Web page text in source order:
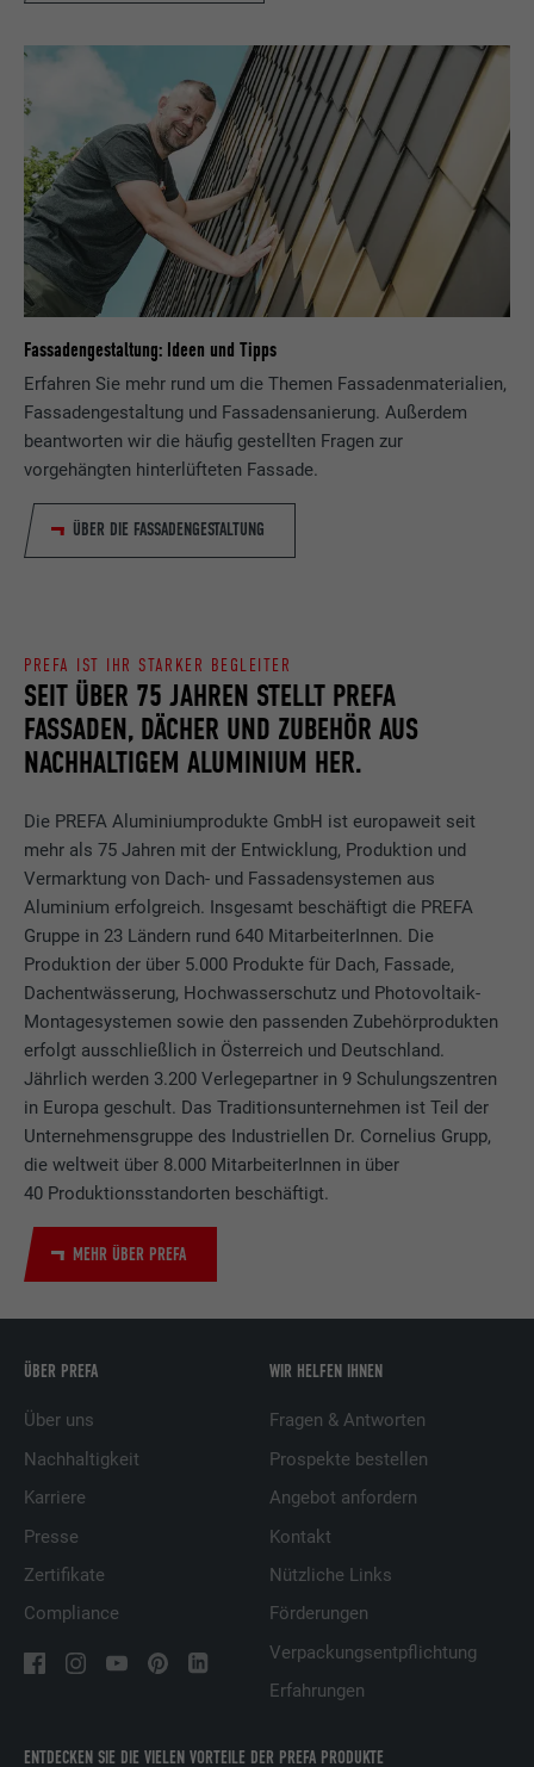
Fassadengestaltung: Ideen und Tipps
Erfahren Sie mehr rund um die Themen Fassadenmaterialien,
Fassadengestaltung und Fassadensanierung. Außerdem
beantworten wir die häufig gestellten Fragen zur
vorgehängten hinterlüfteten Fassade.
ÜBER DIE FASSADENGESTALTUNG
SEIT ÜBER 75 JAHREN STELLT PREFA
FASSADEN, DÄCHER UND ZUBEHÖR AUS
NACHHALTIGEM ALUMINIUM HER.
PREFA IST IHR STARKER BEGLEITER
Die PREFA Aluminiumprodukte GmbH ist europaweit seit
mehr als 75 Jahren mit der Entwicklung, Produktion und
Vermarktung von Dach- und Fassadensystemen aus
Aluminium erfolgreich. Insgesamt beschäftigt die PREFA
Gruppe in 23 Ländern rund 640 MitarbeiterInnen. Die
Produktion der über 5.000 Produkte für Dach, Fassade,
Dachentwässerung, Hochwasserschutz und Photovoltaik-
Montagesystemen sowie den passenden Zubehörprodukten
erfolgt ausschließlich in Österreich und Deutschland.
Jährlich werden 3.200 Verlegepartner in 9 Schulungszentren
in Europa geschult. Das Traditionsunternehmen ist Teil der
Unternehmensgruppe des Industriellen Dr. Cornelius Grupp,
die weltweit über 8.000 MitarbeiterInnen in über
40 Produktionsstandorten beschäftigt.
MEHR ÜBER PREFA
ENTDECKEN SIE DIE VIELEN VORTEILE DER PREFA PRODUKTE
ÜBER PREFA
Über uns
Nachhaltigkeit
Karriere
Presse
Zertifikate
Compliance
WIR HELFEN IHNEN
Fragen & Antworten
Prospekte bestellen
Angebot anfordern
Kontakt
Nützliche Links
Förderungen
Verpackungsentpflichtung
Erfahrungen